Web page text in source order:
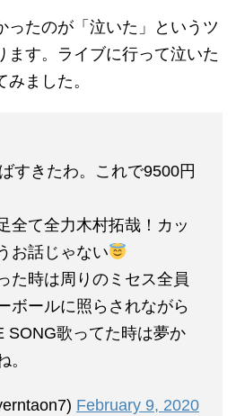
ったのが「泣いた」というツ
ます。ライブに行って泣いた
ました。
すきたわ。これで9500円
全て全力木村拓哉！カッ
お話じゃない
た時は周りのミセス全員
ボールに照らされながら
SONG歌ってた時は夢か
。
February 9, 2020